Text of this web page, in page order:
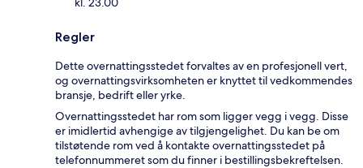
Regler
Dette overnattingsstedet forvaltes av en profesjonell vert,
og overnattingsvirksomheten er knyttet til vedkommendes
bransje, bedrift eller yrke.
Overnattingsstedet har rom som ligger vegg i vegg. Disse
er imidlertid avhengige av tilgjengelighet. Du kan be om
tilstøtende rom ved å kontakte overnattingsstedet på
telefonnummeret som du finner i bestillingsbekreftelsen.